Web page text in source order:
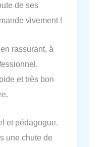
de ses
vivement !
rassurant, à
et très bon
et pédagogue.
une chute de